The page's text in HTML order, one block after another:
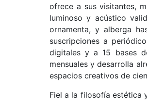
ofrece a sus visitantes,
luminoso y acústico
ornamenta, y alberga
suscripciones a
digitales y a 15 bases
mensuales y desarrolla
espacios creativos de
Fiel a la filosofía estética